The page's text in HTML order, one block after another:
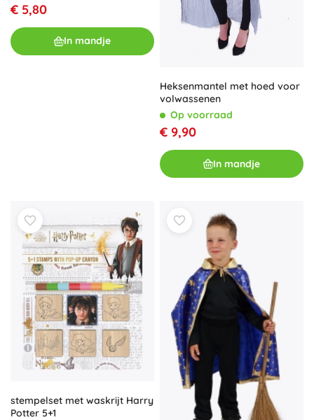
€ 5,80
In mandje
Heksenmantel met hoed voor
volwassenen
Op voorraad
€ 9,90
In mandje
stempelset met waskrijt Harry
Potter 5+1